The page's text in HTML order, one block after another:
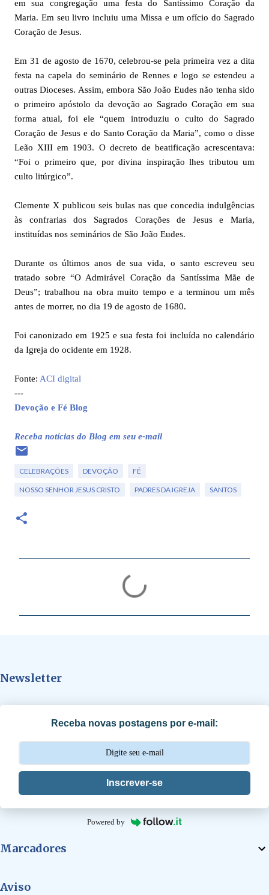
em sua congregação uma festa do Santíssimo Coração da
Maria. Em seu livro incluiu uma Missa e um ofício do Sagrado
Coração de Jesus.
Em 31 de agosto de 1670, celebrou-se pela primeira vez a dita
festa na capela do seminário de Rennes e logo se estendeu a
outras Dioceses. Assim, embora São João Eudes não tenha sido
o primeiro apóstolo da devoção ao Sagrado Coração em sua
forma atual, foi ele “quem introduziu o culto do Sagrado
Coração de Jesus e do Santo Coração da Maria”, como o disse
Leão XIII em 1903. O decreto de beatificação acrescentava:
“Foi o primeiro que, por divina inspiração lhes tributou um
culto litúrgico”.
Clemente X publicou seis bulas nas que concedia indulgências
às confrarias dos Sagrados Corações de Jesus e Maria,
instituídas nos seminários de São João Eudes.
Durante os últimos anos de sua vida, o santo escreveu seu
tratado sobre “O Admirável Coração da Santíssima Mãe de
Deus”; trabalhou na obra muito tempo e a terminou um mês
antes de morrer, no dia 19 de agosto de 1680.
Foi canonizado em 1925 e sua festa foi incluída no calendário
da Igreja do ocidente em 1928.
Fonte: ACI digital
---
Devoção e Fé Blog
Receba notícias do Blog em seu e-mail
CELEBRAÇÕES DEVOÇÃO FÉ
NOSSO SENHOR JESUS CRISTO PADRES DA IGREJA SANTOS
á
s
Newsletter
Receba novas postagens por e-mail:
Inscrever-se
Powered by
Marcadores
Aviso